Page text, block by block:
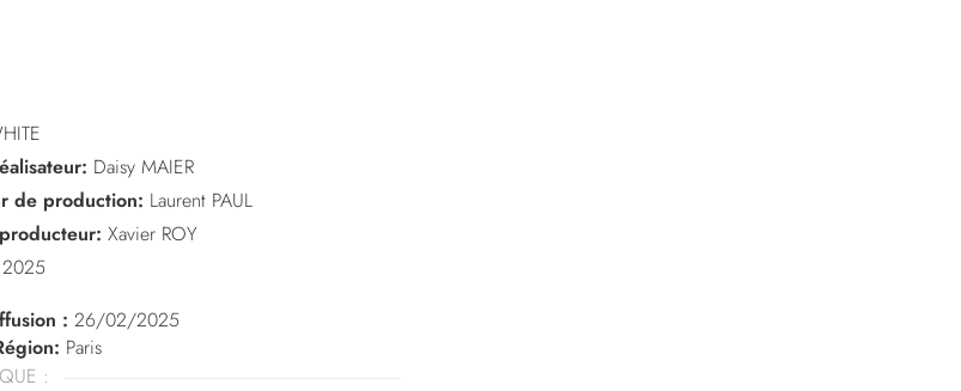
Daisy MAIER
de production: Laurent PAUL
Xavier ROY
2025
: 26/02/2025
Paris
: